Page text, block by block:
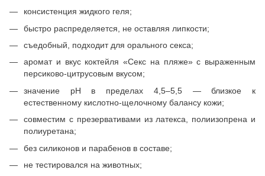
консистенция жидкого геля;
быстро распределяется, не оставляя липкости;
съедобный, подходит для орального секса;
аромат и вкус коктейля «Секс на пляже» с выраженным
персиково-цитрусовым вкусом;
значение pH в пределах 4,5–5,5 — близкое к
естественному кислотно-щелочному балансу кожи;
совместим с презервативами из латекса, полиизопрена и
полиуретана;
без силиконов и парабенов в составе;
не тестировался на животных;